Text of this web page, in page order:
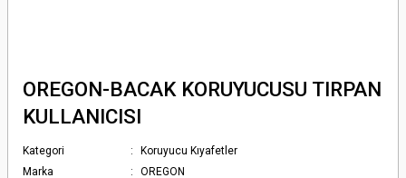
OREGON-BACAK KORUYUCUSU TIRPAN
KULLANICISI
Kategori
Koruyucu Kıyafetler
Marka
OREGON